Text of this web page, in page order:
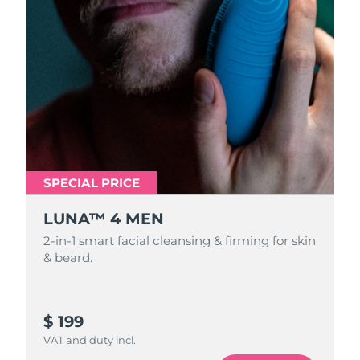
SPECIAL PRICE
LUNA™ 4 MEN
2-in-1 smart facial cleansing & firming for skin
& beard.
$ 199
VAT and duty incl.